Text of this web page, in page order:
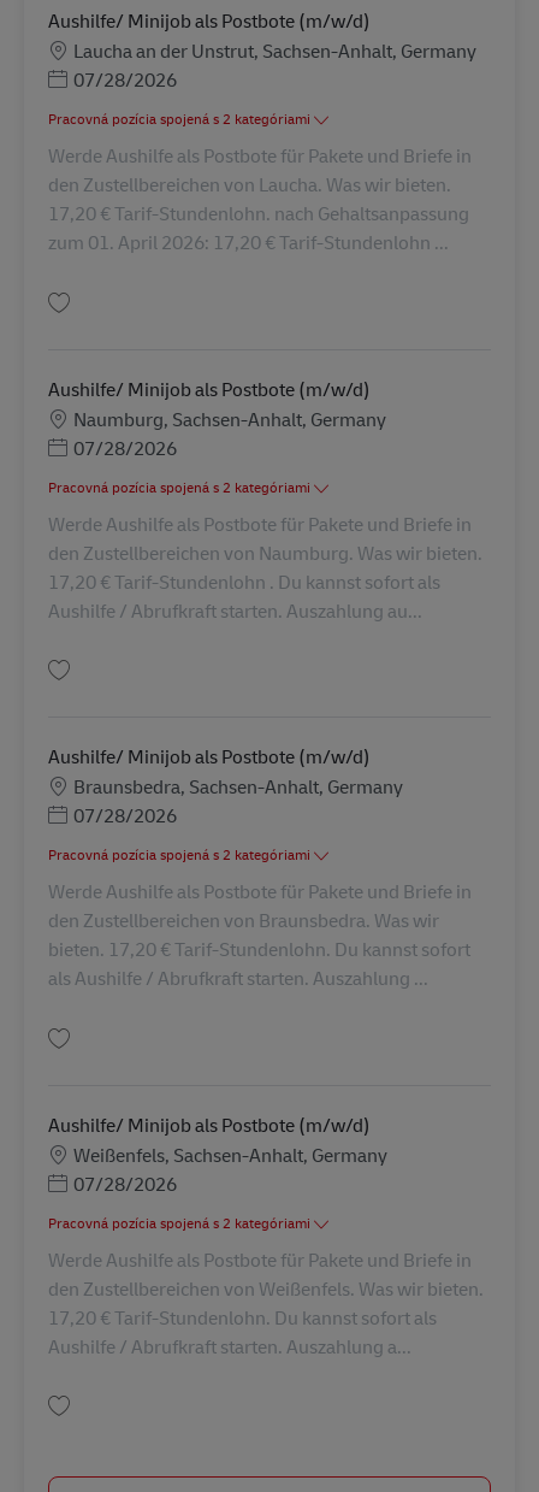
Aushilfe/ Minijob als Postbote (m/w/d)
MiestoLaucha an der Unstrut, Sachsen-Anhalt, Germany
Posted Date
07/28/2026
Pracovná pozícia spojená s 2 kategóriami
Werde Aushilfe als Postbote für Pakete und Briefe in
den Zustellbereichen von Laucha. Was wir bieten.
17,20 € Tarif-Stundenlohn. nach Gehaltsanpassung
zum 01. April 2026: 17,20 € Tarif-Stundenlohn ...
Aushilfe/ Minijob als Postbote (m/w/d)
MiestoNaumburg, Sachsen-Anhalt, Germany
Posted Date
07/28/2026
Pracovná pozícia spojená s 2 kategóriami
Werde Aushilfe als Postbote für Pakete und Briefe in
den Zustellbereichen von Naumburg. Was wir bieten.
17,20 € Tarif-Stundenlohn . Du kannst sofort als
Aushilfe / Abrufkraft starten. Auszahlung au...
Aushilfe/ Minijob als Postbote (m/w/d)
MiestoBraunsbedra, Sachsen-Anhalt, Germany
Posted Date
07/28/2026
Pracovná pozícia spojená s 2 kategóriami
Werde Aushilfe als Postbote für Pakete und Briefe in
den Zustellbereichen von Braunsbedra. Was wir
bieten. 17,20 € Tarif-Stundenlohn. Du kannst sofort
als Aushilfe / Abrufkraft starten. Auszahlung ...
Aushilfe/ Minijob als Postbote (m/w/d)
Miesto
Weißenfels, Sachsen-Anhalt, Germany
Posted Date
07/28/2026
Pracovná pozícia spojená s 2 kategóriami
Werde Aushilfe als Postbote für Pakete und Briefe in
den Zustellbereichen von Weißenfels. Was wir bieten.
17,20 € Tarif-Stundenlohn. Du kannst sofort als
Aushilfe / Abrufkraft starten. Auszahlung a...